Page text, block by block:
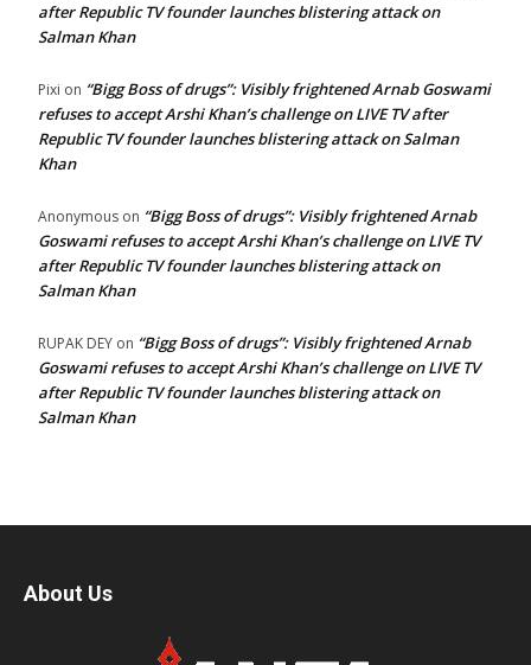
after Republic TV founder launches blistering attack on
Salman Khan
Pixi on “Bigg Boss of drugs”: Visibly frightened Arnab Goswami
refuses to accept Arshi Khan’s challenge on LIVE TV after
Republic TV founder launches blistering attack on Salman
Khan
Anonymous on “Bigg Boss of drugs”: Visibly frightened Arnab
Goswami refuses to accept Arshi Khan’s challenge on LIVE TV
after Republic TV founder launches blistering attack on
Salman Khan
RUPAK DEY on “Bigg Boss of drugs”: Visibly frightened Arnab
Goswami refuses to accept Arshi Khan’s challenge on LIVE TV
after Republic TV founder launches blistering attack on
Salman Khan
About Us